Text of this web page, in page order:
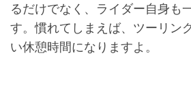
るだけでなく、ライダー自身も
す。慣れてしまえば、ツーリン
い休憩時間になりますよ。